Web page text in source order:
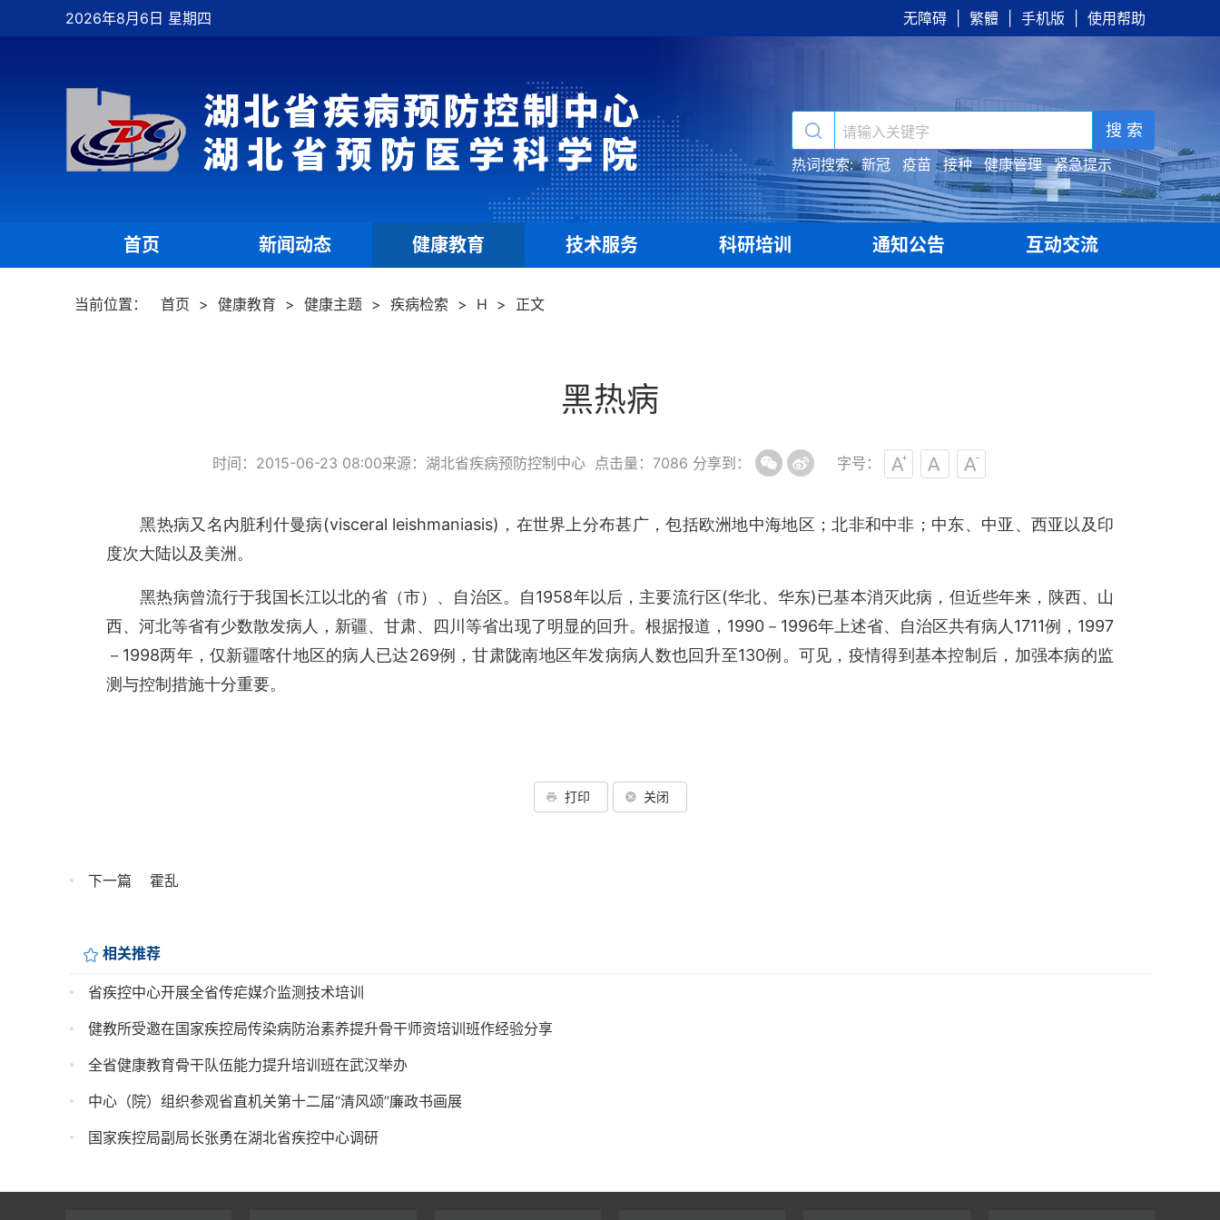
2026年8月6日 星期四 无障碍 繁體 手机版 使用帮助
搜 索
热词搜索: 新冠 疫苗 接种 健康管理 紧急提示
首页 新闻动态 健康教育 技术服务 科研培训 通知公告 互动交流
当前位置： 首页 > 健康教育 > 健康主题 > 疾病检索 > H > 正文
黑热病
时间：2015-06-23 08:00来源：湖北省疾病预防控制中心 点击量： 7086 分享到： 字号：
黑热病又名内脏利什曼病 (visceral leishmaniasis) ，在世界上分布甚广，包括欧洲地中海地区；北非和中非；中东、中亚、西亚以及印
度次大陆以及美洲。
黑热病曾流行于我国长江以北的省（市）、自治区。自 1958年以后，主要流行区 (华北、华东)已基本消灭此病，但近些年来，陕西、山
西、河北等省有少数散发病人，新疆、甘肃、四川等省出现了明显的回升。根据报道， 1990 － 1996年上述省、自治区共有病人 1711例， 1997
－ 1998两年，仅新疆喀什地区的病人已达269例，甘肃陇南地区年发病病人数也回升至130例。可见，疫情得到基本控制后，加强本病的监
测与控制措施十分重要。
打印 关闭
下一篇 霍乱
相关推荐
省疾控中心开展全省传疟媒介监测技术培训
健教所受邀在国家疾控局传染病防治素养提升骨干师资培训班作经验分享
全省健康教育骨干队伍能力提升培训班在武汉举办
中心（院）组织参观省直机关第十二届“清风颂”廉政书画展
国家疾控局副局长张勇在湖北省疾控中心调研